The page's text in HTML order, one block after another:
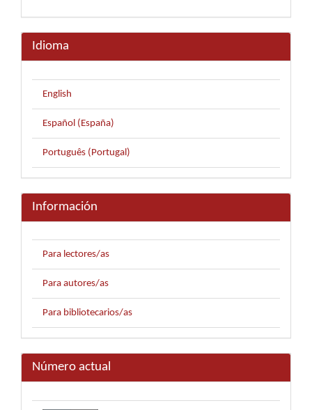
Idioma
English
Español (España)
Português (Portugal)
Información
Para lectores/as
Para autores/as
Para bibliotecarios/as
Número actual